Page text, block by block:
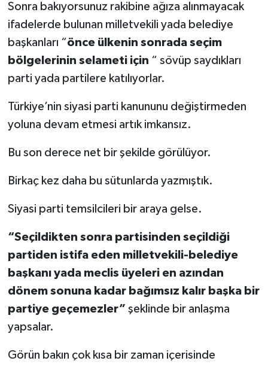
Sonra bakıyorsunuz rakibine ağıza alınmayacak
ifadelerde bulunan milletvekili yada belediye
başkanları “önce ülkenin sonrada seçim
bölgelerinin selameti için “ sövüp saydıkları
parti yada partilere katılıyorlar.
Türkiye’nin siyasi parti kanununu değiştirmeden
yoluna devam etmesi artık imkansız.
Bu son derece net bir şekilde görülüyor.
Birkaç kez daha bu sütunlarda yazmıştık.
Siyasi parti temsilcileri bir araya gelse.
“Seçildikten sonra partisinden seçildiği
partiden istifa eden milletvekili-belediye
başkanı yada meclis üyeleri en azından
dönem sonuna kadar bağımsız kalır başka bir
partiye geçemezler” şeklinde bir anlaşma
yapsalar.
Görün bakın çok kısa bir zaman içerisinde